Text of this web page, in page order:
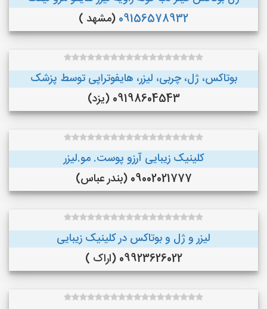
09156578932 (مشهد )
بوتاکس، ژل، چربی، لیزر، هایفوتراپی توسط پزشک
09198604543 (یزد)
کلینیک زیبایی آرزو پوست. مو.لیزر
09002021777 (بندر عباس)
لیزر و ژل و بوتاکس در کلینیک زیبایی
09923626022 (اراک )